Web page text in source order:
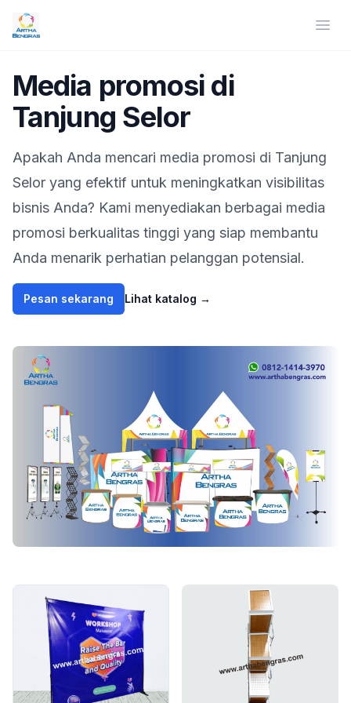
Artha Bengras | Media Promosi
Media promosi di
Tanjung Selor
Apakah Anda mencari media promosi di Tanjung
Selor yang efektif untuk meningkatkan visibilitas
bisnis Anda? Kami menyediakan berbagai media
promosi berkualitas tinggi yang siap membantu
Anda menarik perhatian pelanggan potensial.
Pesan sekarang Lihat katalog →
Artha Bengras - Solusi Media Promosi Portable untuk